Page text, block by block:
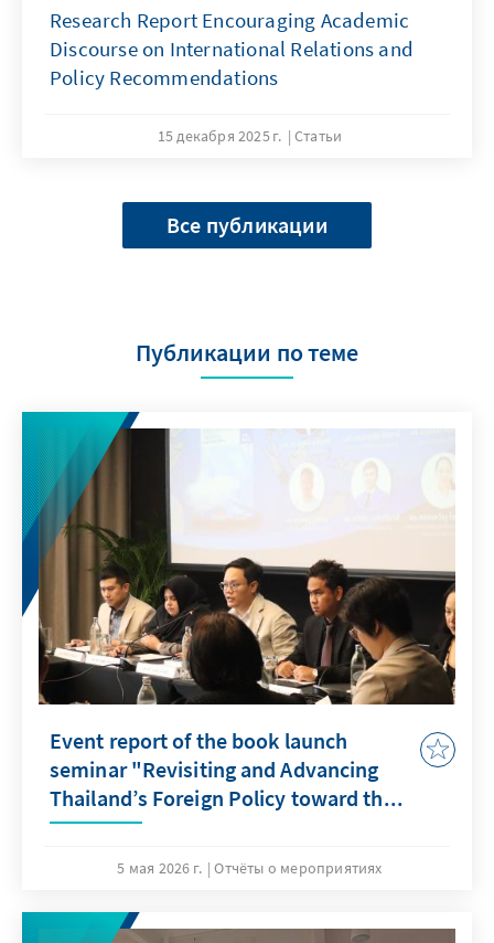
Research Report Encouraging Academic
Discourse on International Relations and
Policy Recommendations
15 декабря 2025 г. Статьи
Все публикации
Публикации по теме
Event report of the book launch
seminar "Revisiting and Advancing
Thailand’s Foreign Policy toward th...
5 мая 2026 г. Отчёты о мероприятиях